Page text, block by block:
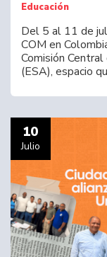
Educación
Del 5 al 11 de
COM en
Comisión
(ESA), espacio
10
Julio